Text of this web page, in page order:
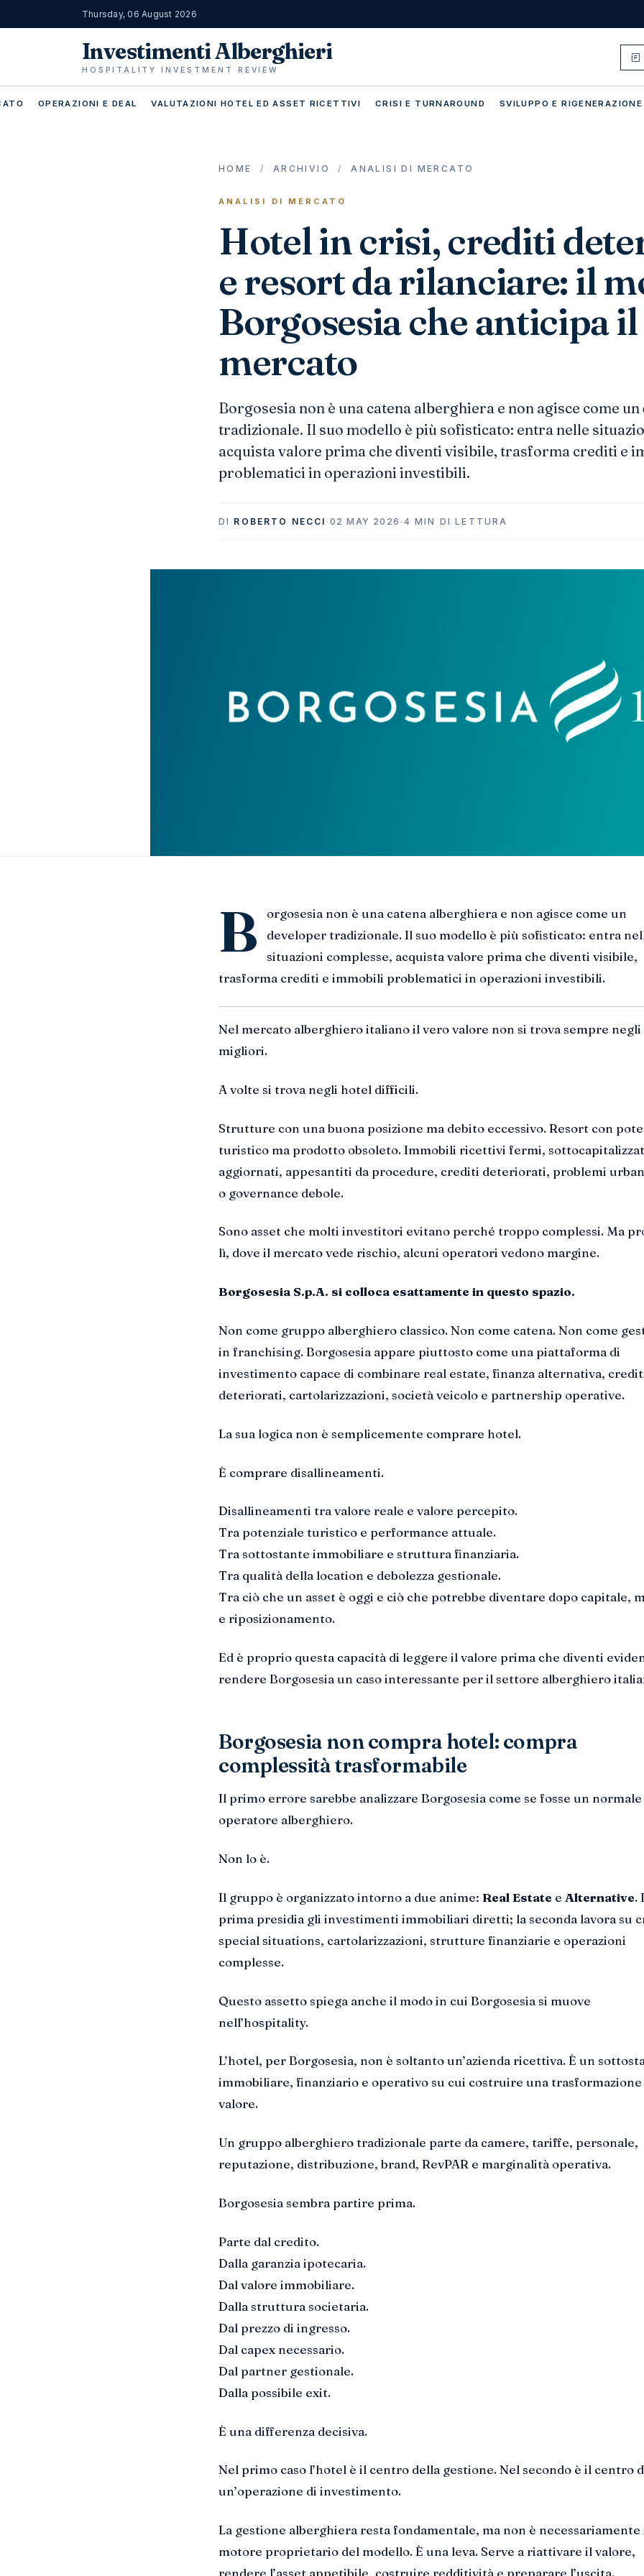
Thursday, 06 August 2026
Investimenti Alberghieri
HOSPITALITY INVESTMENT REVIEW
OPERAZIONI E DEAL VALUTAZIONI HOTEL ED ASSET RICETTIVI CRISI E TURNAROUND SVILUPPO E RIGENERAZIONE
HOME / ARCHIVIO / ANALISI DI MERCATO
ANALISI DI MERCATO
Hotel in crisi, crediti
e resort da rilanciare: il
Borgosesia che anticipa il
mercato
Borgosesia non è una catena alberghiera e non agisce come
tradizionale. Il suo modello è più sofisticato: entra nelle
acquista valore prima che diventi visibile, trasforma crediti e
problematici in operazioni investibili.
DI ROBERTO NECCI · 02 MAY 2026 · 4 MIN DI LETTURA
B
orgosesia non è una catena alberghiera e non agisce come un
developer tradizionale. Il suo modello è più sofisticato: entra
situazioni complesse, acquista valore prima che diventi visibile,
trasforma crediti e immobili problematici in operazioni investibili.
Nel mercato alberghiero italiano il vero valore non si trova sempre
migliori.
A volte si trova negli hotel difficili.
Strutture con una buona posizione ma debito eccessivo. Resort con
turistico ma prodotto obsoleto. Immobili ricettivi fermi,
aggiornati, appesantiti da procedure, crediti deteriorati, problemi
o governance debole.
Sono asset che molti investitori evitano perché troppo complessi. Ma
lì, dove il mercato vede rischio, alcuni operatori vedono margine.
Borgosesia S.p.A. si colloca esattamente in questo spazio.
Non come gruppo alberghiero classico. Non come catena. Non come
in franchising. Borgosesia appare piuttosto come una piattaforma di
investimento capace di combinare real estate, finanza alternativa,
deteriorati, cartolarizzazioni, società veicolo e partnership operative.
La sua logica non è semplicemente comprare hotel.
È comprare disallineamenti.
Disallineamenti tra valore reale e valore percepito.
Tra potenziale turistico e performance attuale.
Tra sottostante immobiliare e struttura finanziaria.
Tra qualità della location e debolezza gestionale.
Tra ciò che un asset è oggi e ciò che potrebbe diventare dopo capitale,
e riposizionamento.
Ed è proprio questa capacità di leggere il valore prima che diventi
rendere Borgosesia un caso interessante per il settore alberghiero
Borgosesia non compra hotel: compra
complessità trasformabile
Il primo errore sarebbe analizzare Borgosesia come se fosse un normale
operatore alberghiero.
Non lo è.
Il gruppo è organizzato intorno a due anime: Real Estate e Alternative.
prima presidia gli investimenti immobiliari diretti; la seconda lavora su
special situations, cartolarizzazioni, strutture finanziarie e operazioni
complesse.
Questo assetto spiega anche il modo in cui Borgosesia si muove
nell’hospitality.
L’hotel, per Borgosesia, non è soltanto un’azienda ricettiva. È un
immobiliare, finanziario e operativo su cui costruire una trasformazione
valore.
Un gruppo alberghiero tradizionale parte da camere, tariffe, personale,
reputazione, distribuzione, brand, RevPAR e marginalità operativa.
Borgosesia sembra partire prima.
Parte dal credito.
Dalla garanzia ipotecaria.
Dal valore immobiliare.
Dalla struttura societaria.
Dal prezzo di ingresso.
Dal capex necessario.
Dal partner gestionale.
Dalla possibile exit.
È una differenza decisiva.
Nel primo caso l’hotel è il centro della gestione. Nel secondo è il centro
un’operazione di investimento.
La gestione alberghiera resta fondamentale, ma non è necessariamente
motore proprietario del modello. È una leva. Serve a riattivare il valore,
rendere l’asset appetibile, costruire redditività e preparare l’uscita.